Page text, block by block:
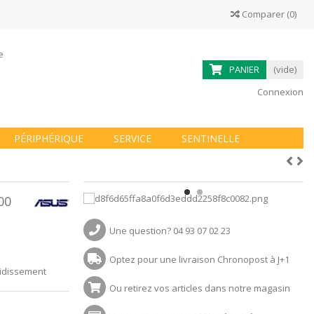
Comparer (0)
PANIER
(vide)
Connexion
PÉRIPHÉRIQUE SERVICE SENTINELLE
Une question? 04 93 07 02 23
Optez pour une livraison Chronopost à J+1
Ou retirez vos articles dans notre magasin